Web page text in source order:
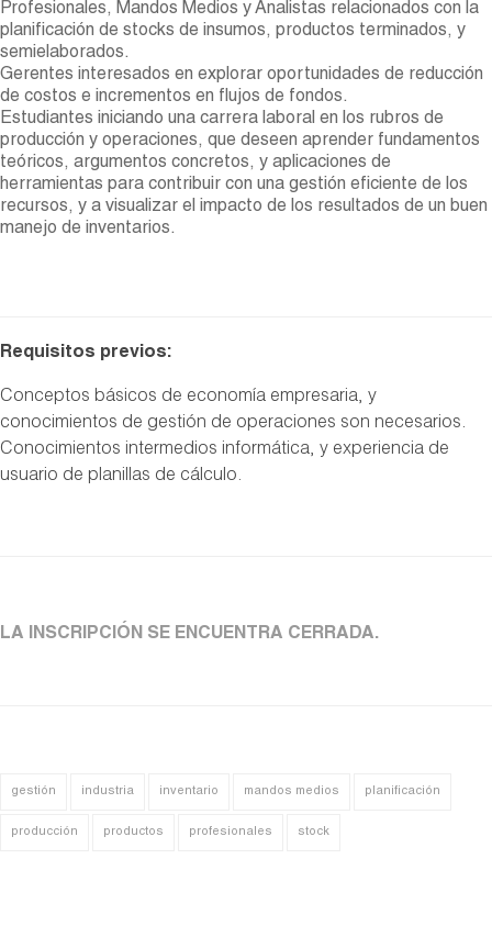
Profesionales, Mandos Medios y Analistas relacionados con la
planificación de stocks de insumos, productos terminados, y
semielaborados.
Gerentes interesados en explorar oportunidades de reducción
de costos e incrementos en flujos de fondos.
Estudiantes iniciando una carrera laboral en los rubros de
producción y operaciones, que deseen aprender fundamentos
teóricos, argumentos concretos, y aplicaciones de
herramientas para contribuir con una gestión eficiente de los
recursos, y a visualizar el impacto de los resultados de un buen
manejo de inventarios.
Requisitos previos:
Conceptos básicos de economía empresaria, y
conocimientos de gestión de operaciones son necesarios.
Conocimientos intermedios informática, y experiencia de
usuario de planillas de cálculo.
LA INSCRIPCIÓN SE ENCUENTRA CERRADA.
gestión industria inventario mandos medios planificación
producción productos profesionales stock